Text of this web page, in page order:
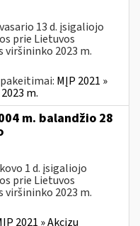
13 d. įsigaliojo
prie Lietuvos
2023 m.
MĮP 2021 »
m.
m. balandžio 28
1 d. įsigaliojo
prie Lietuvos
2023 m.
2021 » Akcizų